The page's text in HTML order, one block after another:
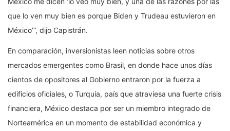
que lo ven muy bien es porque Biden y Trudeau estuvieron en
México’”, dijo Capistrán.
En comparación, inversionistas leen noticias sobre otros
mercados emergentes como Brasil, en donde hace unos días
cientos de opositores al Gobierno entraron por la fuerza a
edificios oficiales, o Turquía, país que atraviesa una fuerte crisis
financiera, México destaca por ser un miembro integrado de
Norteamérica en un momento de estabilidad económica y